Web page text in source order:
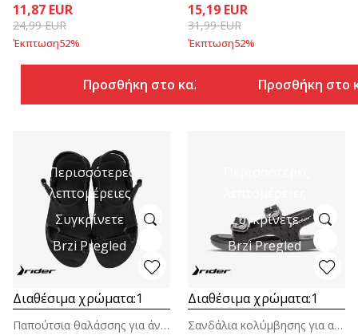
11,87 EUR
24,99EUR
Έκπτωση52%
Προσθήκη στο καλάθι
15,19 EUR
31,99EUR
Έκπτωση52%
Προσθήκη στο
Περισσότερες
λεπτομέρειες
Συγκρίνετε
Brzi Pregled
Διαθέσιμα χρώματα:1
Παπούτσια θαλάσσης για άνδρες
Συγκρίνετε
Brzi Pregled
Διαθέσιμα χρώματα:1
Σανδάλια κολύμβησης για αγόρια (4-7ε)